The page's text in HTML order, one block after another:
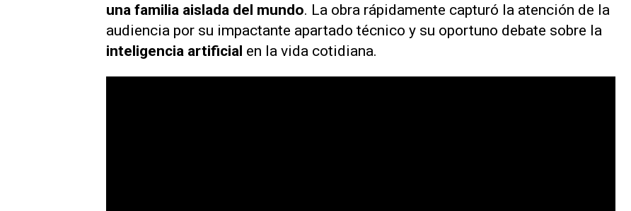
una familia aislada del mundo. La obra rápidamente capturó la atención de la
audiencia por su impactante apartado técnico y su oportuno debate sobre la
inteligencia artificial en la vida cotidiana.